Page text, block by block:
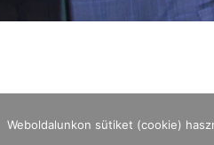
Weboldalunkon sütiket (cookie)